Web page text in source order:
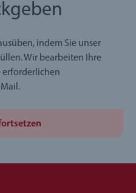
indem Sie unser
Wir bearbeiten Ihre
erforderlichen